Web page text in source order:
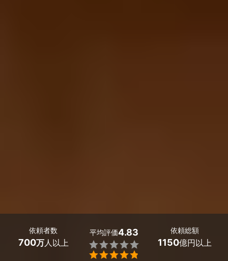
依頼者数
700万人以上
平均評価4.83


依頼総額
1150億円以上